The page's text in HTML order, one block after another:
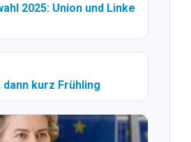
2025: Union und Linke
kurz Frühling